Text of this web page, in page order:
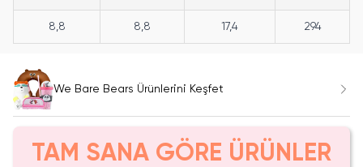
8,8 8,8 17,4 294
We Bare Bears Ürünlerini Keşfet
TAM SANA GÖRE ÜRÜNLER